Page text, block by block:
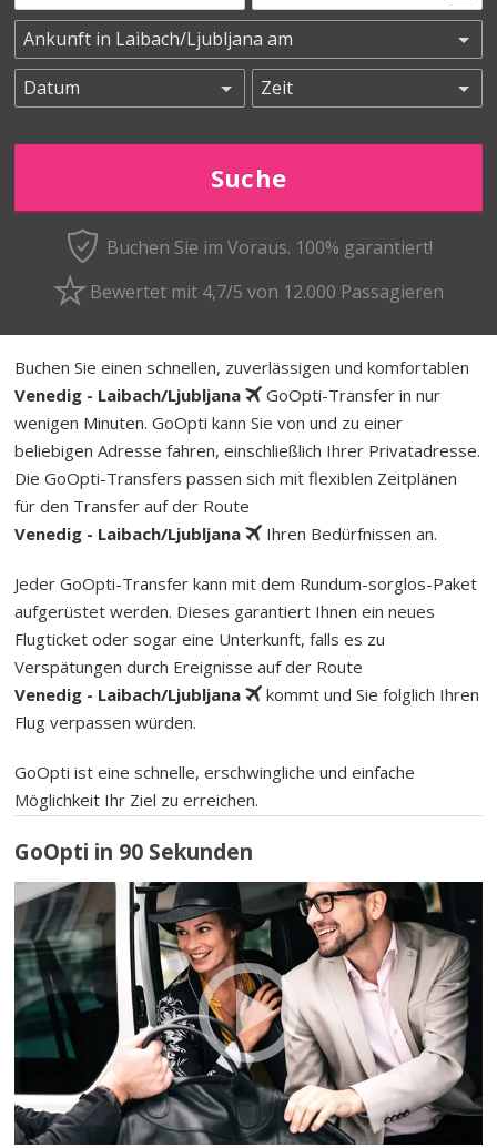
Buchen Sie im Voraus. 100% garantiert!
Bewertet mit 4,7/5 von 12.000 Passagieren
Buchen Sie einen schnellen, zuverlässigen und komfortablen
Venedig - Laibach/Ljubljana
GoOpti-Transfer in nur
wenigen Minuten. GoOpti kann Sie von und zu einer
beliebigen Adresse fahren, einschließlich Ihrer Privatadresse.
Die GoOpti-Transfers passen sich mit flexiblen Zeitplänen
für den Transfer auf der Route
Venedig - Laibach/Ljubljana
Ihren Bedürfnissen an.
Jeder GoOpti-Transfer kann mit dem Rund­um-sorg­los-Pa­ket
aufgerüstet werden. Dieses garantiert Ihnen ein neues
Flugticket oder sogar eine Unterkunft, falls es zu
Verspätungen durch Ereignisse auf der Route
Venedig - Laibach/Ljubljana
kommt und Sie folglich Ihren
Flug verpassen würden.
GoOpti ist eine schnelle, erschwingliche und einfache
Möglichkeit Ihr Ziel zu erreichen.
GoOpti in 90 Sekunden